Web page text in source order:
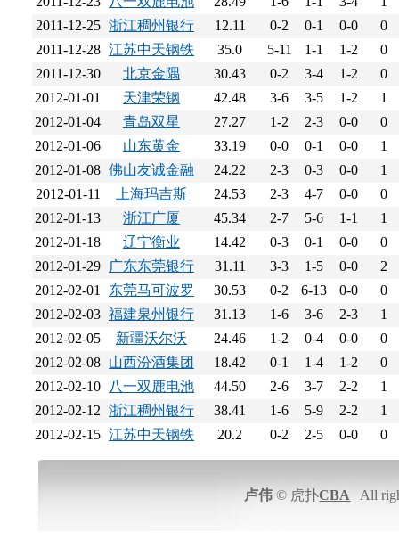
2011-12-25 浙江稠州银行 12.11 0-2 0-1 0-0
0
2011-12-28 江苏中天钢铁 35.0 5-11 1-1 1-2
0
2011-12-30
北京金隅 30.43 0-2 3-4 1-2
0
2012-01-01
天津荣钢 42.48 3-6 3-5 1-2
1
2012-01-04
青岛双星 27.27 1-2 2-3 0-0
0
2012-01-06
山东黄金 33.19 0-0 0-1 0-0
1
2012-01-08 佛山友诚金融 24.22 2-3 0-3 0-0
1
2012-01-11
上海玛吉斯 24.53 2-3 4-7 0-0
0
2012-01-13
浙江广厦 45.34 2-7 5-6 1-1
1
2012-01-18
辽宁衡业 14.42 0-3 0-1 0-0
0
2012-01-29
广东东莞银行 31.11 3-3 1-5 0-0
2
2012-02-01
东莞马可波罗 30.53 0-2 6-13 0-0
0
2012-02-03 福建泉州银行 31.13 1-6 3-6 2-3
1
2012-02-05
新疆沃尔沃 24.46 1-2 0-4 0-0
0
2012-02-08 山西汾酒集团 18.42 0-1 1-4 1-2
0
2012-02-10
八一双鹿电池 44.50 2-6 3-7 2-2
1
2012-02-12 浙江稠州银行 38.41 1-6 5-9 2-2
1
2012-02-15 江苏中天钢铁 20.2 0-2 2-5 0-0 0
卢伟 © 虎扑CBA All